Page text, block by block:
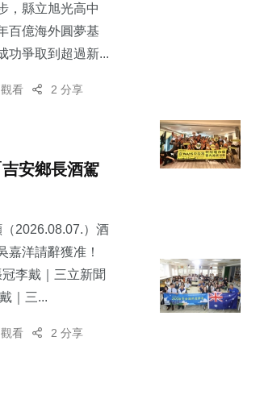
，縣立旭光高中
百億海外圓夢基
功爭取到超過新...
看 2 分享
安鄉長酒駕
2026.08.07.）酒
嘉洋請辭獲准！
李戴｜三立新聞
｜三...
看 2 分享